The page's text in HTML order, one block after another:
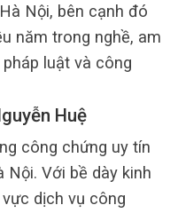
Nội, bên cạnh đó
năm trong nghề, am
luật và công
Huệ
công chứng uy tín
Nội. Với bề dày kinh
dịch vụ công